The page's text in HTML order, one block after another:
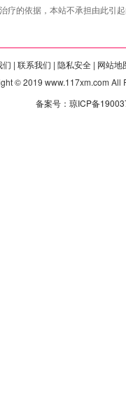
疗的依据，本站不承担由此引
们 | 联系我们 | 隐私安全 | 网站地
© 2019 www.117xm.com All
备案号：琼ICP备